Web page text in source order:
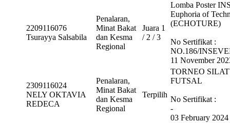
2209116076
Tsurayya Salsabila
Penalaran,
Minat Bakat
dan Kesma
Regional
Juara 1
/ 2 / 3
Lomba Poster
Euphoria of
(ECHOTURE)
No Sertifikat :
NO.186/
11 November
2309116024
NELY OKTAVIA
REDECA
Penalaran,
Minat Bakat
dan Kesma
Regional
Terpilih
TORNEO
FUTSAL
No Sertifikat :
-
03 February 2024